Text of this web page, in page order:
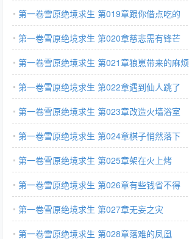
第一卷雪原绝境求生 第019章跟你借点吃的
第一卷雪原绝境求生 第020章慈悲需有锋芒
第一卷雪原绝境求生 第021章狼崽带来的麻烦
第一卷雪原绝境求生 第022章遇到仙人跳了
第一卷雪原绝境求生 第023章改造火墙浴室
第一卷雪原绝境求生 第024章棋子悄然落下
第一卷雪原绝境求生 第025章架在火上烤
第一卷雪原绝境求生 第026章有些钱省不得
第一卷雪原绝境求生 第027章无妄之灾
第一卷雪原绝境求生 第028章落难的凤凰